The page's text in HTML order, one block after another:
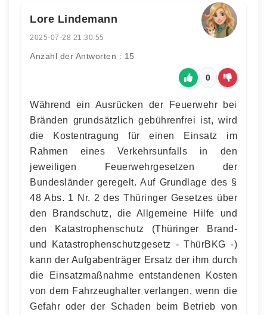
Lore Lindemann
2025-07-28 21:30:55
Anzahl der Antworten : 15
0
Während ein Ausrücken der Feuerwehr bei
Bränden grundsätzlich gebührenfrei ist, wird
die Kostentragung für einen Einsatz im
Rahmen eines Verkehrsunfalls in den
jeweiligen Feuerwehrgesetzen der
Bundesländer geregelt. Auf Grundlage des §
48 Abs. 1 Nr. 2 des Thüringer Gesetzes über
den Brandschutz, die Allgemeine Hilfe und
den Katastrophenschutz (Thüringer Brand-
und Katastrophenschutzgesetz - ThürBKG -)
kann der Aufgabenträger Ersatz der ihm durch
die Einsatzmaßnahme entstandenen Kosten
von dem Fahrzeughalter verlangen, wenn die
Gefahr oder der Schaden beim Betrieb von